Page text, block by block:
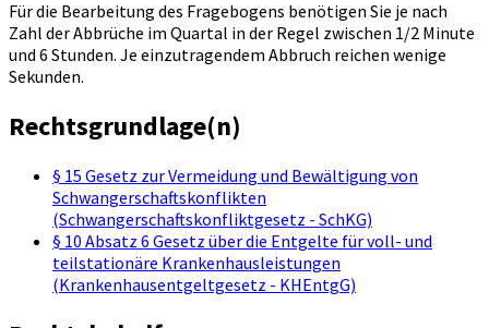
Für die Bearbeitung des Fragebogens benötigen Sie je nach
Zahl der Abbrüche im Quartal in der Regel zwischen 1/2 Minute
und 6 Stunden. Je einzutragendem Abbruch reichen wenige
Sekunden.
Rechtsgrundlage(n)
§ 15 Gesetz zur Vermeidung und Bewältigung von
Schwangerschaftskonflikten
(Schwangerschaftskonfliktgesetz - SchKG)
§ 10 Absatz 6 Gesetz über die Entgelte für voll- und
teilstationäre Krankenhausleistungen
(Krankenhausentgeltgesetz - KHEntgG)